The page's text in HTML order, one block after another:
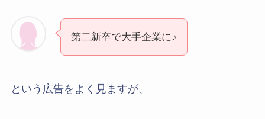
第二新卒で大手企業に♪
という広告をよく見ますが、